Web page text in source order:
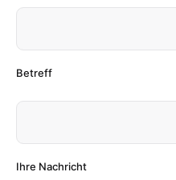
Betreff
Ihre Nachricht